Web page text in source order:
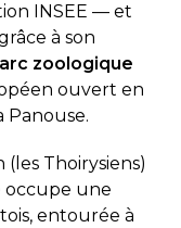
INSEE — et
à son
zoologique
ouvert en
Panouse.
(les Thoirysiens)
occupe une
entourée à